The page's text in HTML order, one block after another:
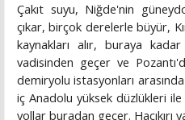
Çakıt suyu, Niğde'nin
çıkar, birçok derelerle büyür,
kaynakları alır, buraya
vadisinden geçer ve
demiryolu istasyonları
iç Anadolu yüksek düzlükleri
yollar buradan geçer. Hacıkırı